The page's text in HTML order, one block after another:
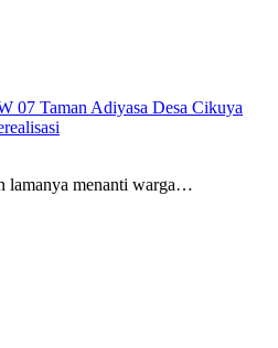
07 Taman Adiyasa Desa Cikuya
lamanya menanti warga…